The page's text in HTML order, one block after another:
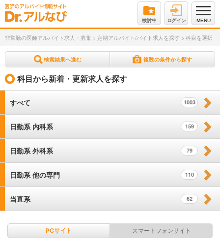
検討中 ログイン MENU
非常勤の医師アルバイト求人・募集 > 定期アルバイト/バイト求人を探す > 科目を選択
検索結果へ進む 複数の条件から探す
科目から新着・更新求人を探す
すべて 1003
日勤系 内科系 159
日勤系 外科系 79
日勤系 他の専門 110
当直系 62
PCサイト スマートフォンサイト